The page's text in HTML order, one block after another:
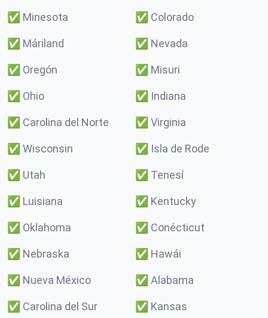
✅ Minesota ✅ Colorado
✅ Máriland ✅ Nevada
✅ Oregón ✅ Misuri
✅ Ohio ✅ Indiana
✅ Carolina del Norte ✅ Virginia
✅ Wisconsin ✅ Isla de Rode
✅ Utah ✅ Tenesí
✅ Luisiana ✅ Kentucky
✅ Oklahoma ✅ Conécticut
✅ Nebraska ✅ Hawái
✅ Nueva México ✅ Alabama
✅ Carolina del Sur ✅ Kansas